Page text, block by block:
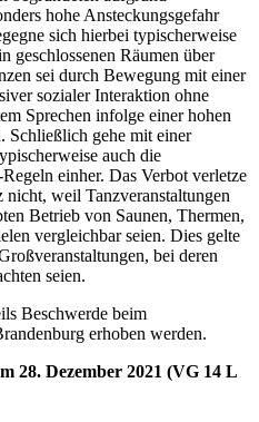
hohe Ansteckungsgefahr
sich hierbei typischerweise
geschlossenen Räumen über
sei durch Bewegung mit einer
sozialer Interaktion ohne
Sprechen infolge einer hohen
Schließlich gehe mit einer
auch die
Regeln einher. Das Verbot verletze
nicht, weil Tanzveranstaltungen
Betrieb von Saunen, Thermen,
vergleichbar seien. Dies gelte
bei deren
seien.
Beschwerde beim
erhoben werden.
28. Dezember 2021 (VG 14 L